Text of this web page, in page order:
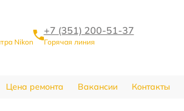
Nikon
+7 (351) 200-51-37
Горячая линия
Цена ремонта Вакансии Контакты